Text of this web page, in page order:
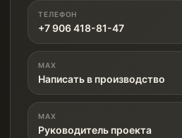
ТЕЛЕФОН
+7 906 418-81-47
MAX
Написать в производство
MAX
Руководитель проекта